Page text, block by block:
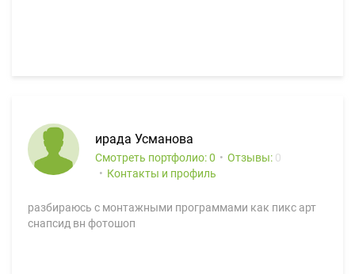
ирада Усманова
Смотреть портфолио: 0 Отзывы: 0
Контакты и профиль
разбираюсь с монтажными программами как пикс арт
снапсид вн фотошоп